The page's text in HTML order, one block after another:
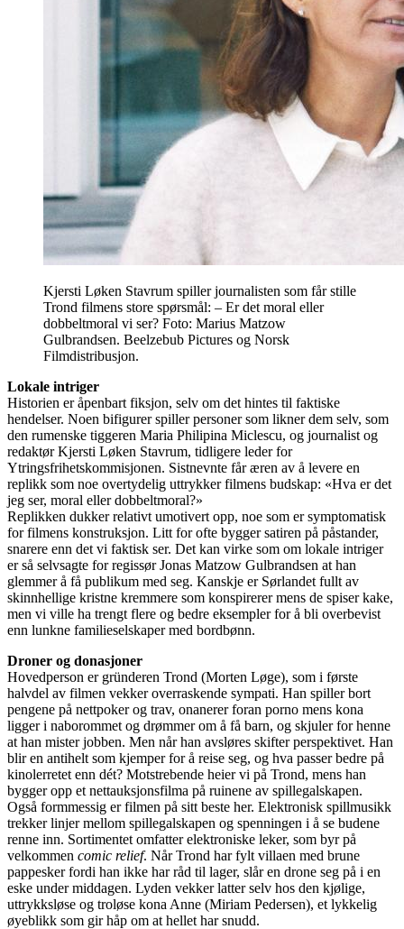
Kjersti Løken Stavrum spiller journalisten som får stille
Trond filmens store spørsmål: – Er det moral eller
dobbeltmoral vi ser? Foto: Marius Matzow
Gulbrandsen. Beelzebub Pictures og Norsk
Filmdistribusjon.
Lokale intriger
Historien er åpenbart fiksjon, selv om det hintes til faktiske
hendelser. Noen bifigurer spiller personer som likner dem selv, som
den rumenske tiggeren Maria Philipina Miclescu, og journalist og
redaktør Kjersti Løken Stavrum, tidligere leder for
Ytringsfrihetskommisjonen. Sistnevnte får æren av å levere en
replikk som noe overtydelig uttrykker filmens budskap: «Hva er det
jeg ser, moral eller dobbeltmoral?»
Replikken dukker relativt umotivert opp, noe som er symptomatisk
for filmens konstruksjon. Litt for ofte bygger satiren på påstander,
snarere enn det vi faktisk ser. Det kan virke som om lokale intriger
er så selvsagte for regissør Jonas Matzow Gulbrandsen at han
glemmer å få publikum med seg. Kanskje er Sørlandet fullt av
skinnhellige kristne kremmere som konspirerer mens de spiser kake,
men vi ville ha trengt flere og bedre eksempler for å bli overbevist
enn lunkne familieselskaper med bordbønn.
Droner og donasjoner
Hovedperson er gründeren Trond (Morten Løge), som i første
halvdel av filmen vekker overraskende sympati. Han spiller bort
pengene på nettpoker og trav, onanerer foran porno mens kona
ligger i naborommet og drømmer om å få barn, og skjuler for henne
at han mister jobben. Men når han avsløres skifter perspektivet. Han
blir en antihelt som kjemper for å reise seg, og hva passer bedre på
kinolerretet enn dét? Motstrebende heier vi på Trond, mens han
bygger opp et nettauksjonsfilma på ruinene av spillegalskapen.
Også formmessig er filmen på sitt beste her. Elektronisk spillmusikk
trekker linjer mellom spillegalskapen og spenningen i å se budene
renne inn. Sortimentet omfatter elektroniske leker, som byr på
velkommen comic relief. Når Trond har fylt villaen med brune
pappesker fordi han ikke har råd til lager, slår en drone seg på i en
eske under middagen. Lyden vekker latter selv hos den kjølige,
uttrykksløse og troløse kona Anne (Miriam Pedersen), et lykkelig
øyeblikk som gir håp om at hellet har snudd.